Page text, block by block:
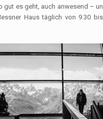
es geht, auch anwesend –
Haus täglich von 9.30